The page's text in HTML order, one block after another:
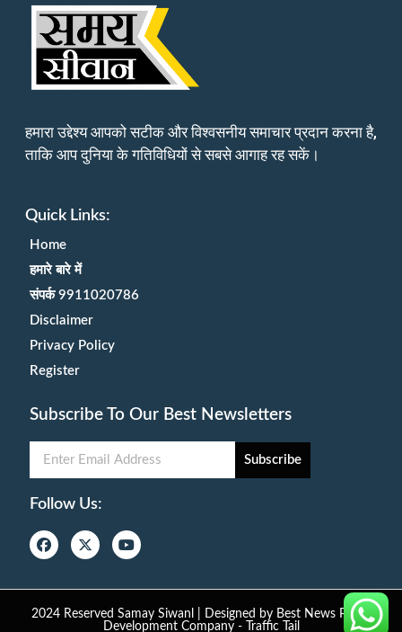
हमारा उद्देश्य आपको सटीक और विश्वसनीय समाचार प्रदान करना है,
ताकि आप दुनिया के गतिविधियों से सबसे आगाह रह सकें।
Quick Links:
Home
हमारे बारे में
संपर्क 9911020786
Disclaimer
Privacy Policy
Register
Subscribe To Our Best Newsletters
Subscribe
Follow Us:
2024 Reserved Samay Siwanl | Designed by Best News Portal
Development Company- Traffic Tail